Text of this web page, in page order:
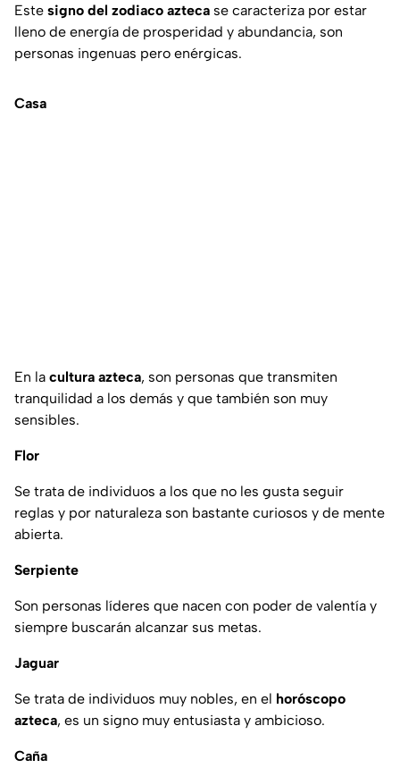
Este signo del zodiaco azteca se caracteriza por estar
lleno de energía de prosperidad y abundancia, son
personas ingenuas pero enérgicas.
Casa
En la cultura azteca, son personas que transmiten
tranquilidad a los demás y que también son muy
sensibles.
Flor
Se trata de individuos a los que no les gusta seguir
reglas y por naturaleza son bastante curiosos y de mente
abierta.
Serpiente
Son personas líderes que nacen con poder de valentía y
siempre buscarán alcanzar sus metas.
Jaguar
Se trata de individuos muy nobles, en el horóscopo
azteca, es un signo muy entusiasta y ambicioso.
Caña